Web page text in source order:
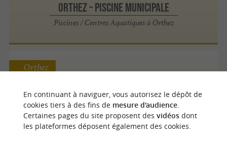
Orthez – Piscine municipale
Piscines / Centres Aquatiques à Orthez
Base de loisirs d'Orthez
Piscines / Centres Aquatiques à Orthez
Orthez
En continuant à naviguer, vous autorisez le dépôt de
cookies tiers à des fins de mesure d'audience.
Certaines pages du site proposent des vidéosdont
les plateformes déposent également des cookies.